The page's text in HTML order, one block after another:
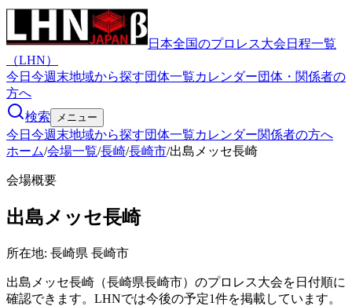
日本全国のプロレス大会日程一覧
（LHN）
今日 今週末地域から探す団体一覧カレンダー団体・関係者の
方へ
検索
メニュー
今日 今週末地域から探す団体一覧カレンダー関係者の方へ
ホーム/会場一覧/長崎/長崎市/出島メッセ長崎
会場概要
出島メッセ長崎
所在地: 長崎県 長崎市
出島メッセ長崎（長崎県長崎市）のプロレス大会を日付順に
確認できます。LHNでは今後の予定1件を掲載しています。